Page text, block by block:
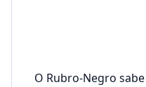
O Rubro-Negro